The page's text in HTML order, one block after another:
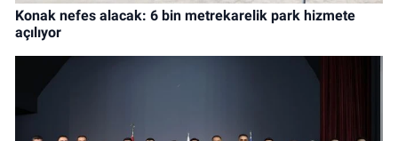
Konak nefes alacak: 6 bin metrekarelik park hizmete
açılıyor